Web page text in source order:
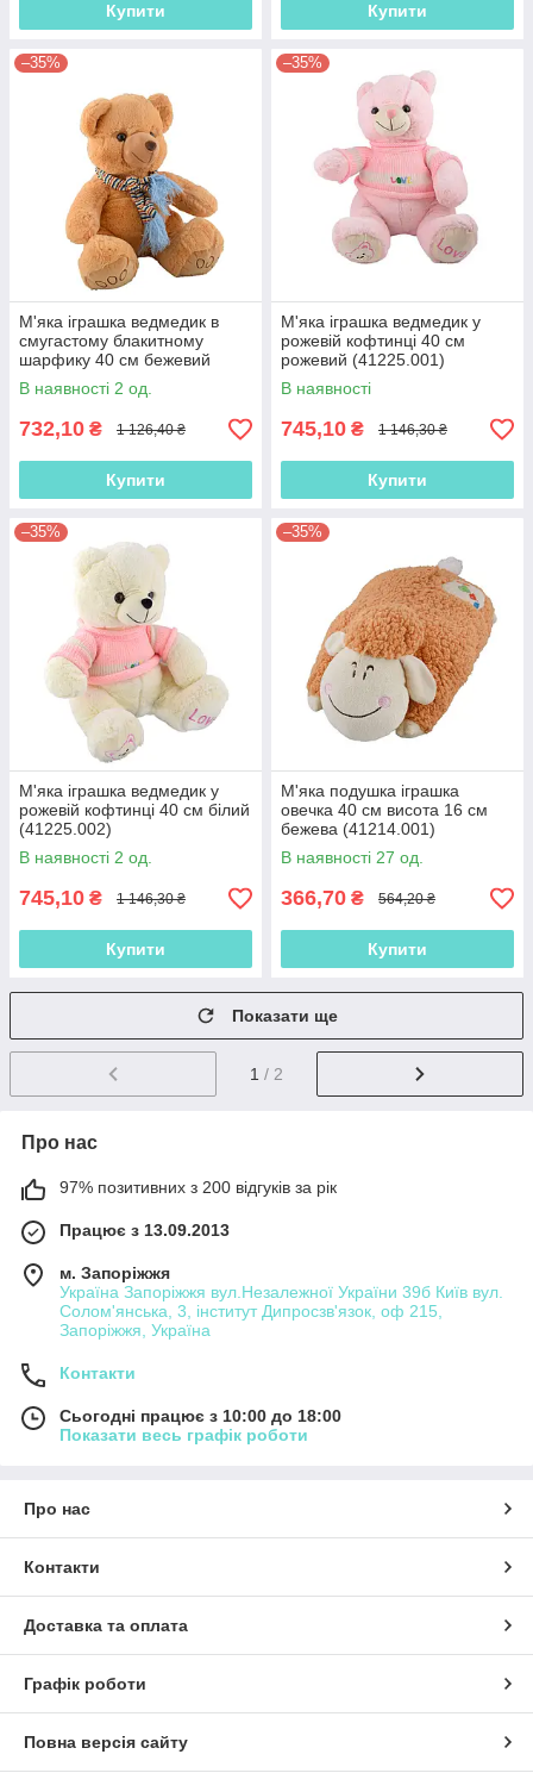
Купити Купити
–35%
М'яка іграшка ведмедик в
смугастому блакитному
шарфику 40 см бежевий
(41224.001)
В наявності 2 од.
732,10 ₴ 1 126,40 ₴
Купити
–35%
М'яка іграшка ведмедик у
рожевій кофтинці 40 см
рожевий (41225.001)
В наявності
745,10 ₴ 1 146,30 ₴
Купити
–35%
М'яка іграшка ведмедик у
рожевій кофтинці 40 см білий
(41225.002)
В наявності 2 од.
745,10 ₴ 1 146,30 ₴
Купити
–35%
М'яка подушка іграшка
овечка 40 см висота 16 см
бежева (41214.001)
В наявності 27 од.
366,70 ₴ 564,20 ₴
Купити
Показати ще
1 / 2
Про нас
97% позитивних з 200 відгуків за рік
Працює з 13.09.2013
м. Запоріжжя
Україна Запоріжжя вул.Незалежної України 39б Київ вул.
Солом'янська, 3, інститут Дипросзв'язок, оф 215,
Запоріжжя, Україна
Контакти
Сьогодні працює з 10:00 до 18:00
Показати весь графік роботи
Про нас
Контакти
Доставка та оплата
Графік роботи
Повна версія сайту